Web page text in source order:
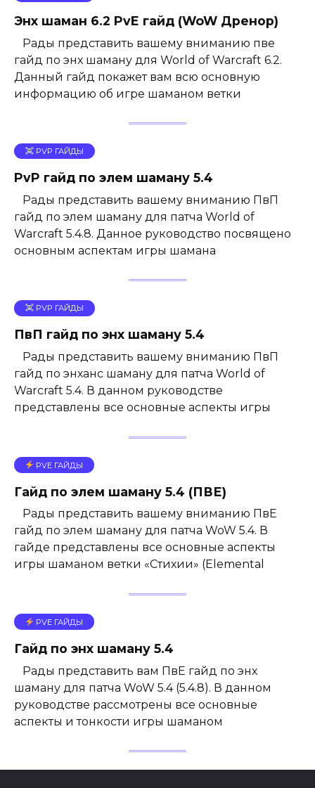
Энх шаман 6.2 PvE гайд (WoW Дренор)
Рады представить вашему вниманию пве
гайд по энх шаману для World of Warcraft 6.2.
Данный гайд покажет вам всю основную
информацию об игре шаманом ветки
PVP ГАЙДЫ
PvP гайд по элем шаману 5.4
Рады представить вашему вниманию ПвП
гайд по элем шаману для патча World of
Warcraft 5.4.8. Данное руководство посвящено
основным аспектам игры шамана
PVP ГАЙДЫ
ПвП гайд по энх шаману 5.4
Рады представить вашему вниманию ПвП
гайд по энханс шаману для патча World of
Warcraft 5.4. В данном руководстве
представлены все основные аспекты игры
PVE ГАЙДЫ
Гайд по элем шаману 5.4 (ПВЕ)
Рады представить вашему вниманию ПвЕ
гайд по элем шаману для патча WoW 5.4. В
гайде представлены все основные аспекты
игры шаманом ветки «Стихии» (Elemental
PVE ГАЙДЫ
Гайд по энх шаману 5.4
Рады представить вам ПвЕ гайд по энх
шаману для патча WoW 5.4 (5.4.8). В данном
руководстве рассмотрены все основные
аспекты и тонкости игры шаманом